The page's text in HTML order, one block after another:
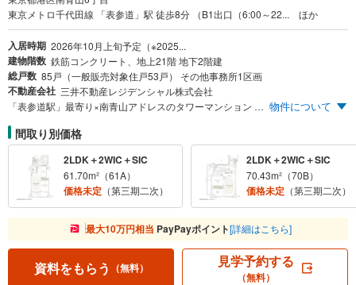
東京メトロ千代田線 「表参道」駅 徒歩8分 （B1出口（6:00～22... ほか
入居時期 2026年10月上旬予定（※2025...
建物階数 鉄筋コンクリート、地上21階 地下2階建
総戸数 85戸（一般販売対象住戸53戸） その他事務所1区画
不動産会社 三井不動産レジデンシャル株式会社
「表参道駅」最寄り×南青山アドレスのタワーマンション 標高約31メートルの高台から望む開放的な眺望 最高天井高2,750mm以上の空間性能 【エントリー受付中】 ※まず資料請求ボタンより、エントリーをお願い致します。スケジュールなどの最新情報をメール等でご案内いたします。 物件について
間取り別価格
2LDK＋2WIC＋SIC
61.70m²（61A）
価格未定 （第三期二次）
2LDK＋2WIC＋SIC
70.43m²（70B）
価格未定 （第三期二次）
最大10万円相当 PayPayポイント[詳細はこちら]
資料をもらう （無料） 見学予約する
（無料）